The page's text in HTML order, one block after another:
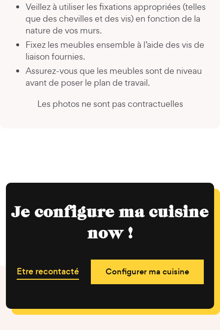
Veillez à utiliser les fixations appropriées (telles
que des chevilles et des vis) en fonction de la
nature de vos murs.
Fixez les meubles ensemble à l’aide des vis de
liaison fournies.
Assurez-vous que les meubles sont de niveau
avant de poser le plan de travail.
Les photos ne sont pas contractuelles
Je configure ma cuisine
now !
Etre recontacté Configurer ma cuisine